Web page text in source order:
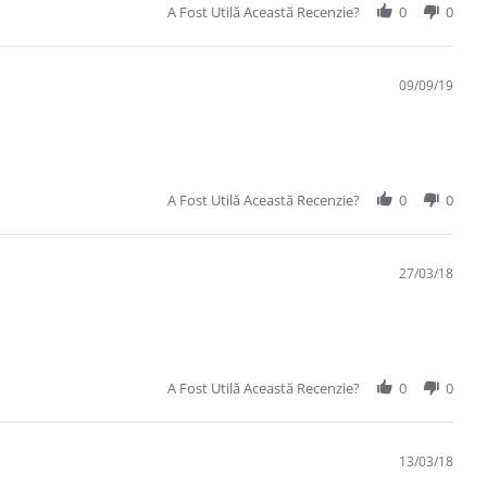
A Fost Utilă Această Recenzie? 0 0
09/09/19
A Fost Utilă Această Recenzie? 0 0
27/03/18
A Fost Utilă Această Recenzie? 0 0
13/03/18